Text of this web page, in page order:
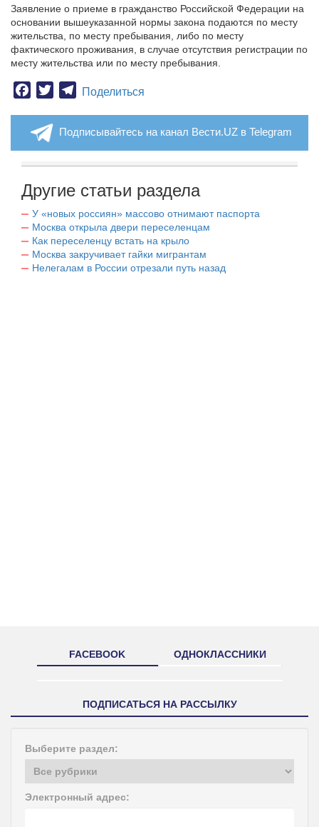
Заявление о приеме в гражданство Российской Федерации на
основании вышеуказанной нормы закона подаются по месту
жительства, по месту пребывания, либо по месту
фактического проживания, в случае отсутствия регистрации по
месту жительства или по месту пребывания.
Facebook
TwitterTelegram
Поделиться
Подписывайтесь на канал Вести.UZ в Telegram
Другие статьи раздела
У «новых россиян» массово отнимают паспорта
Москва открыла двери переселенцам
Как переселенцу встать на крыло
Москва закручивает гайки мигрантам
Нелегалам в России отрезали путь назад
FACEBOOK ОДНОКЛАССНИКИ
ПОДПИСАТЬСЯ НА РАССЫЛКУ
Выберите раздел:
Электронный адрес: